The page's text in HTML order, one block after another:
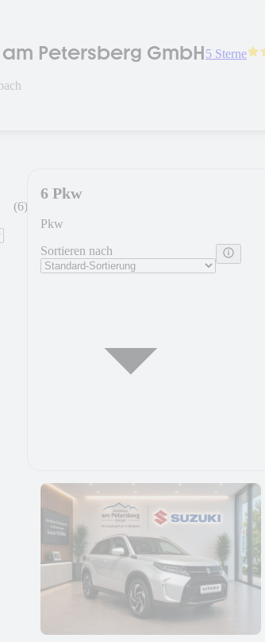
Petersberg GmbH5 Sterne
(6)
6 Pkw
Pkw
Sortieren nach